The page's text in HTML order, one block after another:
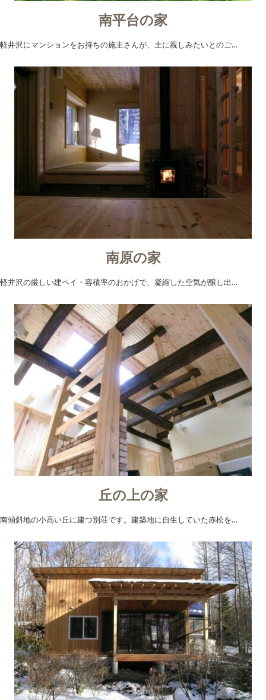
南平台の家
軽井沢にマンションをお持ちの施主さんが、土に親しみたいとのご…
南原の家
軽井沢の厳しい建ペイ・容積率のおかげで、凝縮した空気が醸し出…
丘の上の家
南傾斜地の小高い丘に建つ別荘です。建築地に自生していた赤松を…